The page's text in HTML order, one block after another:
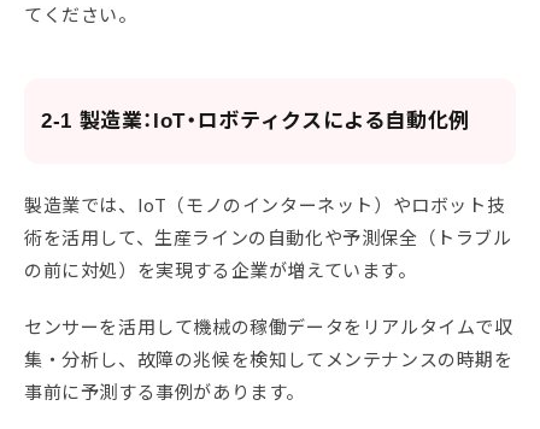
てください。
2-1 製造業：IoT・ロボティクスによる自動化例
製造業では、IoT（モノのインターネット）やロボット技
術を活用して、生産ラインの自動化や予測保全（トラブル
の前に対処）を実現する企業が増えています。
センサーを活用して機械の稼働データをリアルタイムで収
集・分析し、故障の兆候を検知してメンテナンスの時期を
事前に予測する事例があります。